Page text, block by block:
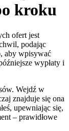
kroku
ofert jest
podając
aby wpisywać
wypłaty i
Wejdź w
znajduje się ona
upewniając się,
– prawidłowe